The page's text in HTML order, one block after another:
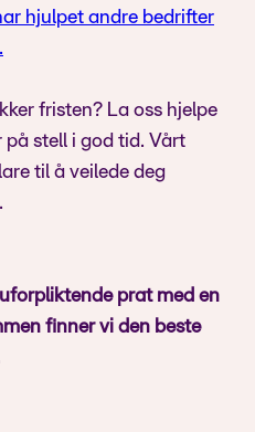
hjulpet andre bedrifter
fristen? La oss hjelpe
på stell i god tid. Vårt
til å veilede deg
prat med en
finner vi den beste